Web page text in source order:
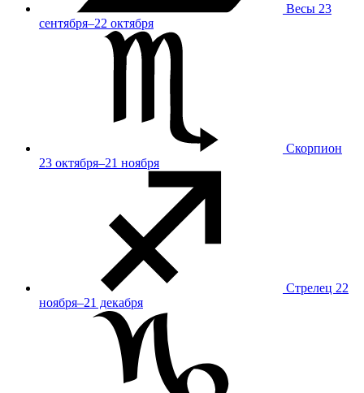
Весы 23
сентября–22 октября
Скорпион
23 октября–21 ноября
Стрелец 22
ноября–21 декабря